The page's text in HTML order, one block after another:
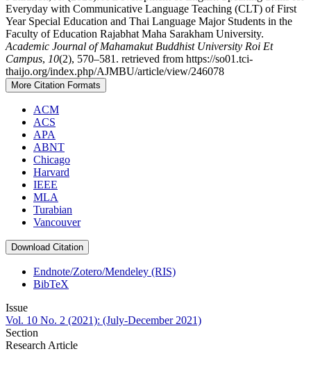
Everyday with Communicative Language Teaching (CLT) of First
Year Special Education and Thai Language Major Students in the
Faculty of Education Rajabhat Maha Sarakham University.
Academic Journal of Mahamakut Buddhist University Roi Et
Campus, 10(2), 570–581. retrieved from https://so01.tci-
thaijo.org/index.php/AJMBU/article/view/246078
More Citation Formats
ACM
ACS
APA
ABNT
Chicago
Harvard
IEEE
MLA
Turabian
Vancouver
Download Citation
Endnote/Zotero/Mendeley (RIS)
BibTeX
Issue
Vol. 10 No. 2 (2021): (July-December 2021)
Section
Research Article